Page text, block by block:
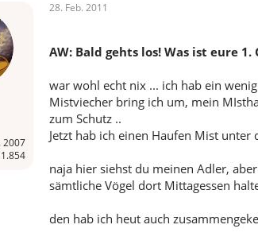
2007
28. Feb. 2011
AW: Bald gehts los! Was ist eure
war wohl echt nix ... ich hab ein
Mistviecher bring ich um, mein
zum Schutz ..
Jetzt hab ich einen Haufen Mist unter
naja hier siehst du meinen Adler,
sämtliche Vögel dort Mittagessen
den hab ich heut auch